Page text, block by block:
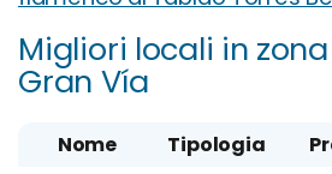
Migliori locali in
Gran Vía
Nome Tipologia